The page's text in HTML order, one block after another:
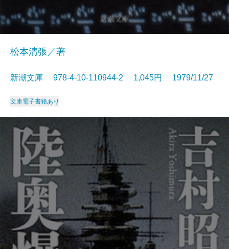
松本清張／著
新潮文庫 978-4-10-110944-2 1,045円 1979/11/27
文庫電子書籍あり